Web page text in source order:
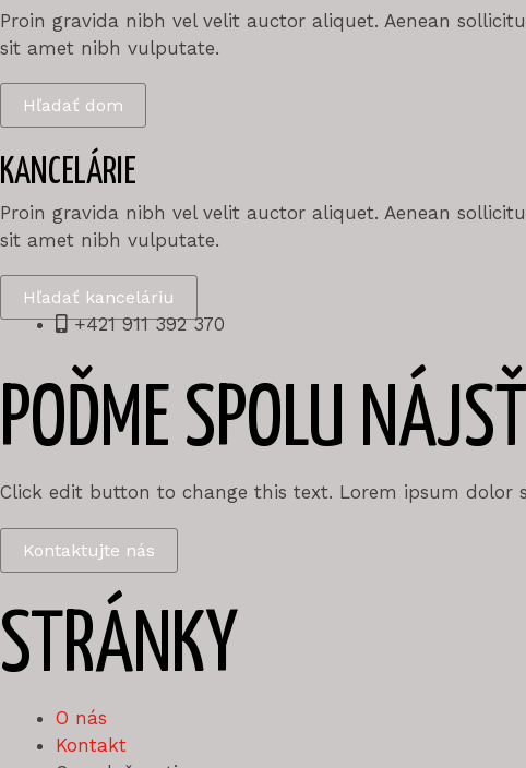
Proin gravida nibh vel velit auctor aliquet. Aenean
sit amet nibh vulputate.
Hľadať dom
KANCELÁRIE
Proin gravida nibh vel velit auctor aliquet. Aenean
sit amet nibh vulputate.
Hľadať kanceláriu
+421 911 392 370
POĎME SPOLU
Click edit button to change this text. Lorem ipsum
Kontaktujte nás
STRÁNKY
O nás
Kontakt